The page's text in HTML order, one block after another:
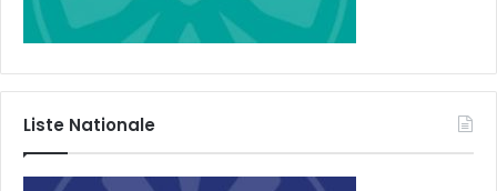
Liste Nationale